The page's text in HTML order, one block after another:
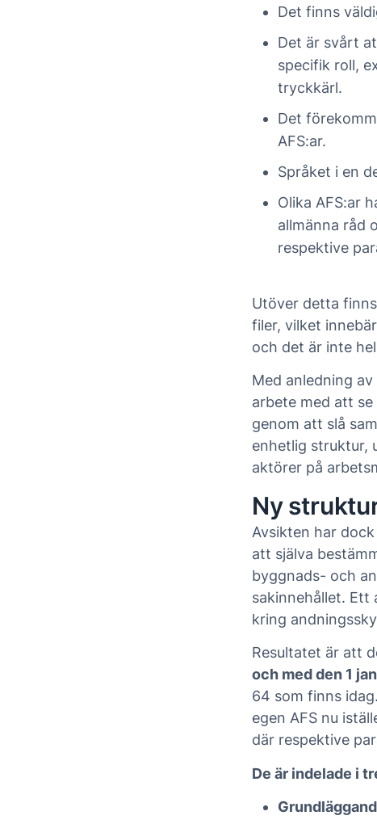
Det finns
Det är svårt
specifik roll,
tryckkärl.
Det
AFS:ar.
Språket i en
Olika AFS:ar
allmänna råd
respektive
Utöver detta
filer, vilket
och det är inte
Med anledning
arbete med att
genom att slå
enhetlig struktur,
aktörer på
Ny
Avsikten har
att själva
byggnads- och
sakinnehållet. Ett
kring
Resultatet är att
och med den 1
64 som finns
egen AFS nu
där respektive
De är indelade i